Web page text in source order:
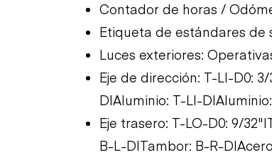
Contador de horas /
Etiqueta de estándares
Luces exteriores:
Eje de dirección: T-LI-D0:
D|Aluminio: T-LI-
Eje trasero: T-LO-D0: 9/
B-L-D|Tambor: B-R-